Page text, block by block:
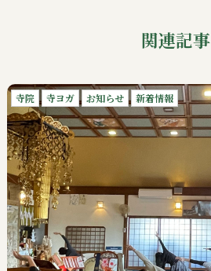
関連記事
寺院 寺ヨガ お知らせ 新着情報